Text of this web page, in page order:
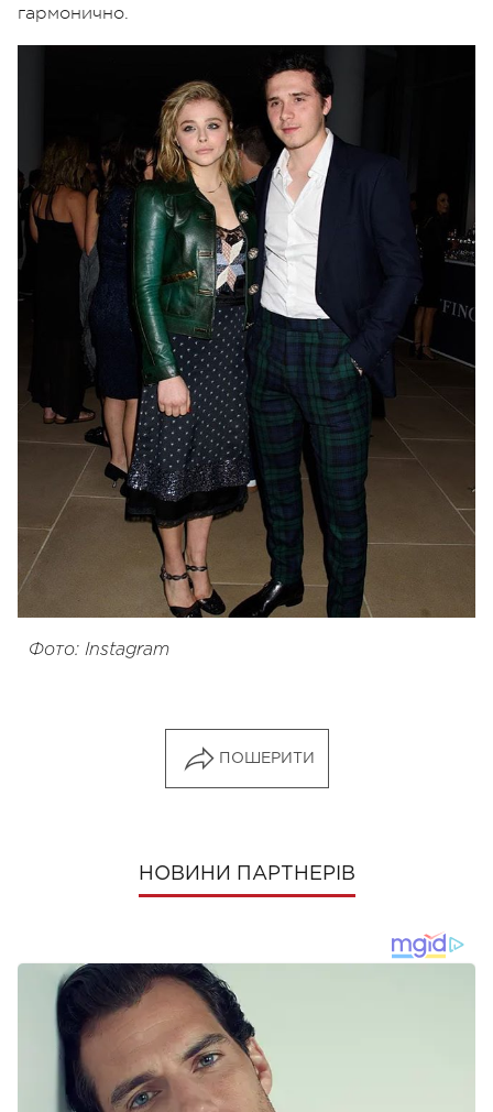
гармонично.
Фото: Instagram
ПОШЕРИТИ
НОВИНИ ПАРТНЕРІВ